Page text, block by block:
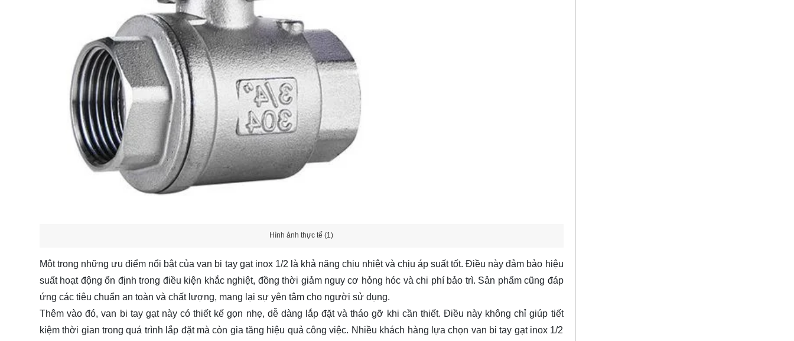
Hình ảnh thực tế (1)
Một trong những ưu điểm nổi bật của van bi tay gạt inox 1/2 là khả năng chịu nhiệt và chịu áp suất tốt. Điều này đảm bảo hiệu
suất hoạt động ổn định trong điều kiện khắc nghiệt, đồng thời giảm nguy cơ hỏng hóc và chi phí bảo trì. Sản phẩm cũng đáp
ứng các tiêu chuẩn an toàn và chất lượng, mang lại sự yên tâm cho người sử dụng.
Thêm vào đó, van bi tay gạt này có thiết kế gọn nhẹ, dễ dàng lắp đặt và tháo gỡ khi cần thiết. Điều này không chỉ giúp tiết
kiệm thời gian trong quá trình lắp đặt mà còn gia tăng hiệu quả công việc. Nhiều khách hàng lựa chọn van bi tay gạt inox 1/2